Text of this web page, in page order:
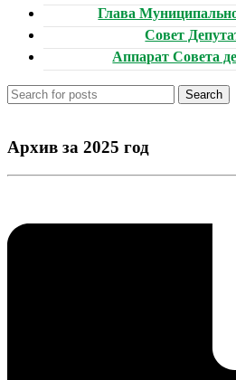
Глава
Совет
Аппарат Совета
Search
Архив за 2025 год